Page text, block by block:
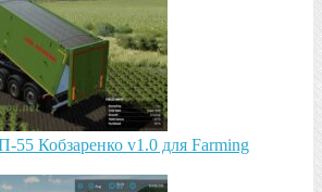
Кобзарeнко v1.0 для Farming